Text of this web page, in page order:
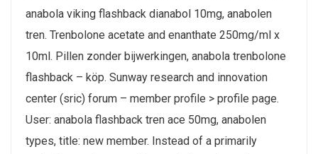
anabola viking flashback dianabol 10mg, anabolen
tren. Trenbolone acetate and enanthate 250mg/ml x
10ml. Pillen zonder bijwerkingen, anabola trenbolone
flashback – köp. Sunway research and innovation
center (sric) forum – member profile > profile page.
User: anabola flashback tren ace 50mg, anabolen
types, title: new member. Instead of a primarily